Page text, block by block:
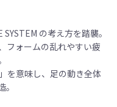
の考え方を踏襲。
フォームの乱れやすい疲
を意味し、足の動き全体